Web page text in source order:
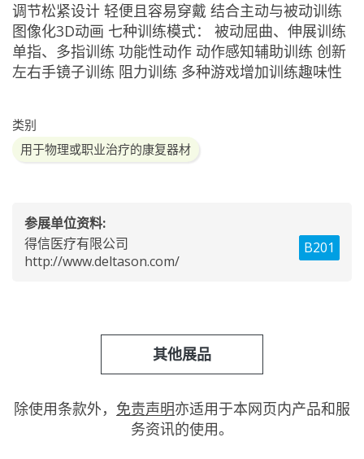
调节松紧设计 轻便且容易穿戴 结合主动与被动训练
图像化3D动画 七种训练模式： 被动屈曲、伸展训练
单指、多指训练 功能性动作 动作感知辅助训练 创新
左右手镜子训练 阻力训练 多种游戏增加训练趣味性
类别
用于物理或职业治疗的康复器材
参展单位资料:
B201
得信医疗有限公司
http://www.deltason.com/
其他展品
除使用条款外， 免责声明亦适用于本网页内产品和服
务资讯的使用。